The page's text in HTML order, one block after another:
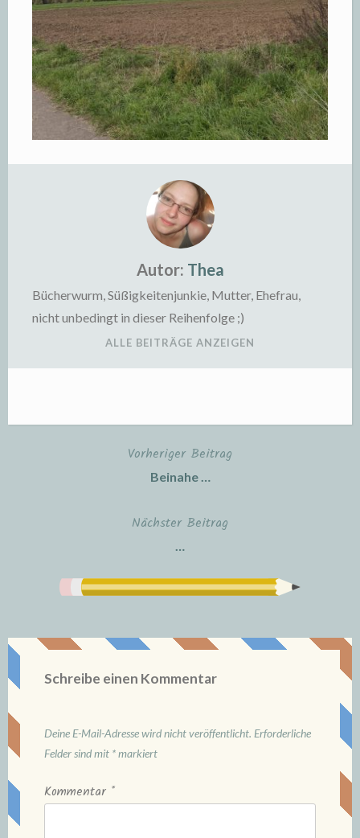
Autor: Thea
Bücherwurm, Süßigkeitenjunkie, Mutter, Ehefrau,
nicht unbedingt in dieser Reihenfolge ;)
ALLE BEITRÄGE ANZEIGEN
BeitragsnavigationVorheriger Beitrag
Beinahe …
Nächster Beitrag
Schreibe einen Kommentar
Deine E-Mail-Adresse wird nicht veröffentlicht. Erforderliche
Felder sind mit *markiert
Kommentar *